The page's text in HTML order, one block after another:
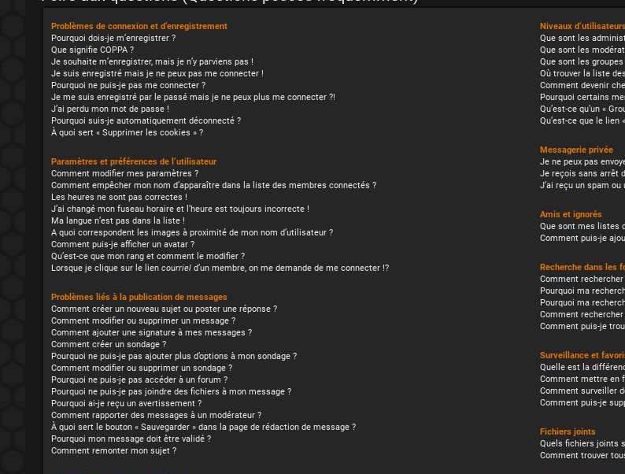
Problèmes de connexion et d’enregistrement
Pourquoi dois-je m’enregistrer ?
Que signifie COPPA ?
Je souhaite m’enregistrer, mais je n’y parviens pas !
Je suis enregistré mais je ne peux pas me connecter !
Pourquoi ne puis-je pas me connecter ?
Je me suis enregistré par le passé mais je ne peux plus me connecter ?!
J’ai perdu mon mot de passe !
Pourquoi suis-je automatiquement déconnecté ?
À quoi sert « Supprimer les cookies » ?
Paramètres et préférences de l’utilisateur
Comment modifier mes paramètres ?
Comment empêcher mon nom d’apparaître dans la liste des membres connectés ?
Les heures ne sont pas correctes !
J’ai changé mon fuseau horaire et l’heure est toujours incorrecte !
Ma langue n’est pas dans la liste !
A quoi correspondent les images à proximité de mon nom d’utilisateur ?
Comment puis-je afficher un avatar ?
Qu’est-ce que mon rang et comment le modifier ?
Lorsque je clique sur le lien courriel d’un membre, on me demande de me connecter !?
Problèmes liés à la publication de messages
Comment créer un nouveau sujet ou poster une réponse ?
Comment modifier ou supprimer un message ?
Comment ajouter une signature à mes messages ?
Comment créer un sondage ?
Pourquoi ne puis-je pas ajouter plus d’options à mon sondage ?
Comment modifier ou supprimer un sondage ?
Pourquoi ne puis-je pas accéder à un forum ?
Pourquoi ne puis-je pas joindre des fichiers à mon message ?
Pourquoi ai-je reçu un avertissement ?
Comment rapporter des messages à un modérateur ?
À quoi sert le bouton « Sauvegarder » dans la page de rédaction de message ?
Pourquoi mon message doit être validé ?
Comment remonter mon sujet ?
Niveaux
Que sont les
Que sont les
Que sont les
Où trouver la liste
Comment devenir
Pourquoi certains
Qu’est-ce qu’un «
Qu’est-ce que le lien
Messagerie privée
Je ne peux pas
Je reçois sans arrêt
J’ai reçu un spam
Amis et ignorés
Que sont mes listes
Comment puis-je
Recherche dans les
Comment
Pourquoi ma
Pourquoi ma
Comment
Comment puis-je
Surveillance et
Quelle est la
Comment mettre en
Comment surveiller
Comment puis-je
Fichiers joints
Quels fichiers joints
Comment trouver